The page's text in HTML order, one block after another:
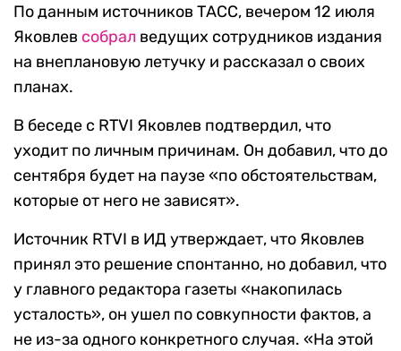
По данным источников ТАСС, вечером 12 июля
Яковлев собрал ведущих сотрудников издания
на внеплановую летучку и рассказал о своих
планах.
В беседе с RTVI Яковлев подтвердил, что
уходит по личным причинам. Он добавил, что до
сентября будет на паузе «по обстоятельствам,
которые от него не зависят».
Источник RTVI в ИД утверждает, что Яковлев
принял это решение спонтанно, но добавил, что
у главного редактора газеты «накопилась
усталость», он ушел по совкупности фактов, а
не из-за одного конкретного случая. «На этой